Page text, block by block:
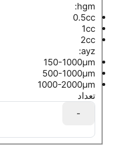
hgm:
0.5cc
1cc
2cc
ayz:
150-1000µm
500-1000µm
1000-2000µm
تعداد
-